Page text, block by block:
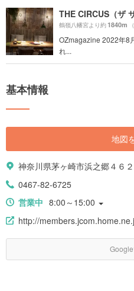
THE CIRCUS（ザ
鶴嶺八幡宮より約1840m
OZmagazine 2022年8
れ...
基本情報
地図
神奈川県茅ヶ崎市浜之郷４６２
0467-82-6725
営業中 8:00～15:00
http://